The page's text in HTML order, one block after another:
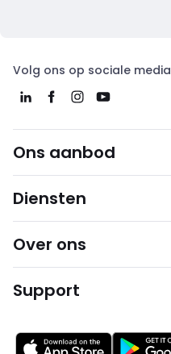
Volg ons op sociale media
Ons aanbod
Diensten
Over ons
Support